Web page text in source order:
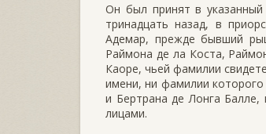
Он был принят в
тринадцать назад, в
Адемар, прежде бывший
Раймона де ла Коста,
Каоре, чьей фамилии
имени, ни фамилии
и Бертрана де Лонга
лицами.